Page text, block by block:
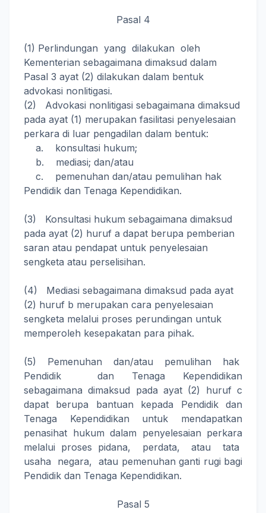
Pasal 4
(1) Perlindungan yang dilakukan oleh
Kementerian sebagaimana dimaksud dalam
Pasal 3 ayat (2) dilakukan dalam bentuk
advokasi nonlitigasi.
(2) Advokasi nonlitigasi sebagaimana dimaksud
pada ayat (1) merupakan fasilitasi penyelesaian
perkara di luar pengadilan dalam bentuk:
a. konsultasi hukum;
b. mediasi; dan/atau
c. pemenuhan dan/atau pemulihan hak
Pendidik dan Tenaga Kependidikan.
(3) Konsultasi hukum sebagaimana dimaksud
pada ayat (2) huruf a dapat berupa pemberian
saran atau pendapat untuk penyelesaian
sengketa atau perselisihan.
(4) Mediasi sebagaimana dimaksud pada ayat
(2) huruf b merupakan cara penyelesaian
sengketa melalui proses perundingan untuk
memperoleh kesepakatan para pihak.
(5) Pemenuhan dan/atau pemulihan hak
Pendidik dan Tenaga Kependidikan
sebagaimana dimaksud pada ayat (2) huruf c
dapat berupa bantuan kepada Pendidik dan
Tenaga Kependidikan untuk mendapatkan
penasihat hukum dalam penyelesaian perkara
melalui proses pidana, perdata, atau tata
usaha negara, atau pemenuhan ganti rugi bagi
Pendidik dan Tenaga Kependidikan.
Pasal 5